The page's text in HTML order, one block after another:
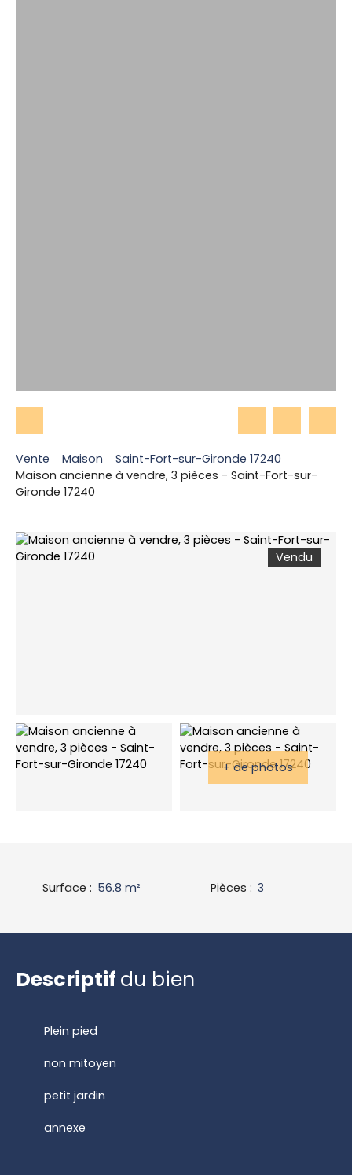
Vente Maison
Saint-Fort-sur-Gironde 17240
Maison ancienne à vendre, 3 pièces - Saint-Fort-sur-
Gironde 17240
Vendu
+ de photos
Surface : 56.8 m² Pièces : 3
Descriptif du bien
Plein pied
non mitoyen
petit jardin
annexe